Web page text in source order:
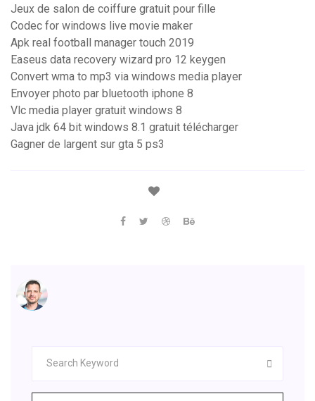
Jeux de salon de coiffure gratuit pour fille
Codec for windows live movie maker
Apk real football manager touch 2019
Easeus data recovery wizard pro 12 keygen
Convert wma to mp3 via windows media player
Envoyer photo par bluetooth iphone 8
Vlc media player gratuit windows 8
Java jdk 64 bit windows 8.1 gratuit télécharger
Gagner de largent sur gta 5 ps3